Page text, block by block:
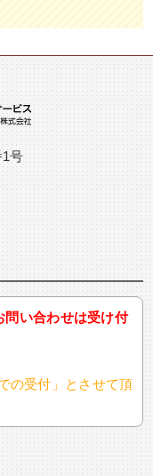
号
問い合わせは受け付
の受付」とさせて頂